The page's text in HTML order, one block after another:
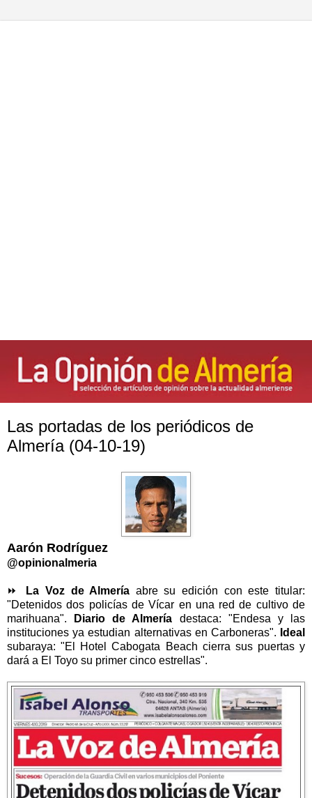
Las portadas de los periódicos de
Almería (04-10-19)
Aarón Rodríguez
@opinionalmeria
⏩ La Voz de Almería abre su edición con este titular:
"Detenidos dos policías de Vícar en una red de cultivo de
marihuana".
Diario de Almería destaca: "Endesa y las
instituciones ya estudian alternativas en Carboneras". Ideal
subaraya: "El Hotel Cabogata Beach cierra sus puertas y
dará a El Toyo su primer cinco estrellas".